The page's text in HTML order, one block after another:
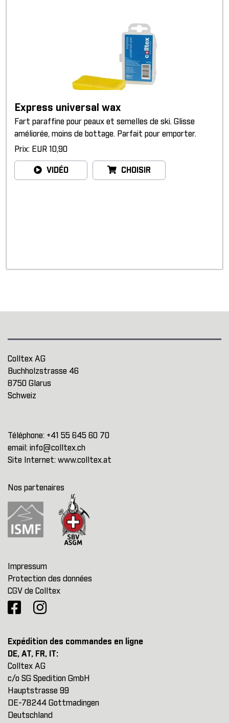
Express universal wax
Fart paraffine pour peaux et semelles de ski. Glisse
améliorée, moins de bottage. Parfait pour emporter.
Prix: EUR 10,90
VIDÉO CHOISIR
Colltex AG
Buchholzstrasse 46
8750 Glarus
Schweiz
Téléphone: +41 55 645 60 70
email: info@colltex.ch
Site Internet: www.colltex.at
Nos partenaires
Impressum
Protection des données
CGV de Colltex
Expédition des commandes en ligne
DE, AT, FR, IT:
Colltex AG
c/o SG Spedition GmbH
Hauptstrasse 99
DE-78244 Gottmadingen
Deutschland